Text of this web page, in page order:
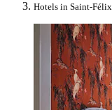
Hotels in Saint-Félix